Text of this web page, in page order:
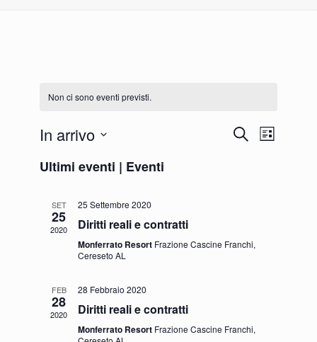
Non ci sono eventi previsti.
Eventi
Ricerca
Cerca
Evento
Viste
Lista
In arrivo
la
Ultimi eventi | Eventi
SET
25
2020
25 Settembre 2020
Diritti reali e contratti
Monferrato Resort Frazione Cascine Franchi,
Cereseto AL
FEB
28
2020
28 Febbraio 2020
Diritti reali e contratti
Monferrato Resort Frazione Cascine Franchi,